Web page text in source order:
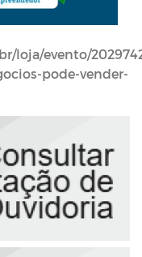
loja/evento/
pode-vender-